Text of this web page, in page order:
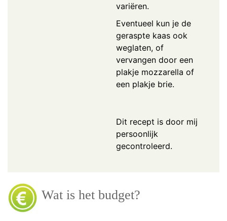
variëren.
Eventueel kun je de
geraspte kaas ook
weglaten, of
vervangen door een
plakje mozzarella of
een plakje brie.
Dit recept is door mij
persoonlijk
gecontroleerd.
Wat is het budget?